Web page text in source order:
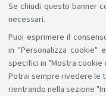
Se chiudi questo banner
necessari.
Puoi esprimere il
in "Personalizza cookie"
specifici in "Mostra cookie
Potrai sempre rivedere le
rientrando nella sezione